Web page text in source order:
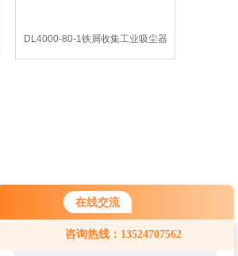
在线交流
咨询热线：13524707562
您好！欢迎前来咨询，很高兴为您
服务，请问您要咨询什么问题呢？
DL4000-80-1铁屑收集工业吸尘器